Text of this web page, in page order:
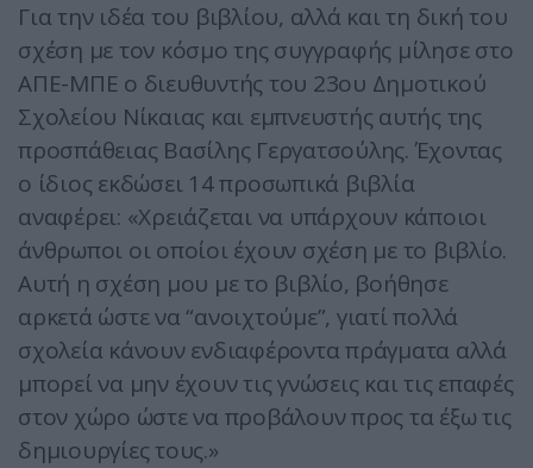
Για την ιδέα του βιβλίου, αλλά και τη δική του
σχέση με τον κόσμο της συγγραφής μίλησε στο
ΑΠΕ-ΜΠΕ ο διευθυντής του 23ου Δημοτικού
Σχολείου Νίκαιας και εμπνευστής αυτής της
προσπάθειας Βασίλης Γεργατσούλης. Έχοντας
ο ίδιος εκδώσει 14 προσωπικά βιβλία
αναφέρει: «Χρειάζεται να υπάρχουν κάποιοι
άνθρωποι οι οποίοι έχουν σχέση με το βιβλίο.
Αυτή η σχέση μου με το βιβλίο, βοήθησε
αρκετά ώστε να “ανοιχτούμε”, γιατί πολλά
σχολεία κάνουν ενδιαφέροντα πράγματα αλλά
μπορεί να μην έχουν τις γνώσεις και τις επαφές
στον χώρο ώστε να προβάλουν προς τα έξω τις
δημιουργίες τους.»